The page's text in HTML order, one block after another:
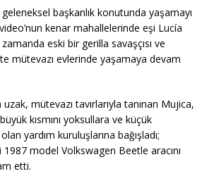
geleneksel başkanlık konutunda yaşamayı
kenar mahallelerinde eşi Lucía
eski bir gerilla savaşçısı ve
mütevazı evlerinde yaşamaya devam
mütevazı tavırlarıyla tanınan Mujica,
kısmını yoksullara ve küçük
yardım kuruluşlarına bağışladı;
model Volkswagen Beetle aracını
etti.